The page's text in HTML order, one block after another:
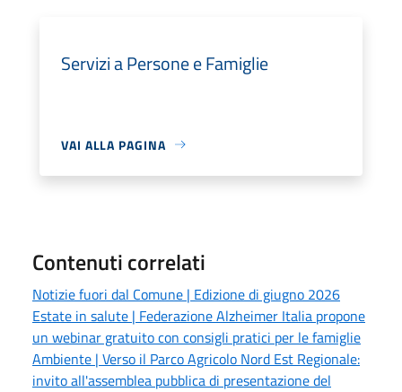
Servizi a Persone e Famiglie
VAI ALLA PAGINA
Contenuti correlati
Notizie fuori dal Comune | Edizione di giugno 2026
Estate in salute | Federazione Alzheimer Italia propone
un webinar gratuito con consigli pratici per le famiglie
Ambiente | Verso il Parco Agricolo Nord Est Regionale:
invito all'assemblea pubblica di presentazione del